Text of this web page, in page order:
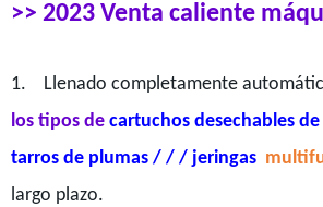
>> 2023 Venta caliente
1. Llenado completamente
los tipos decartuchos desechables
tarros de plumas / / / jeringas
largo plazo.